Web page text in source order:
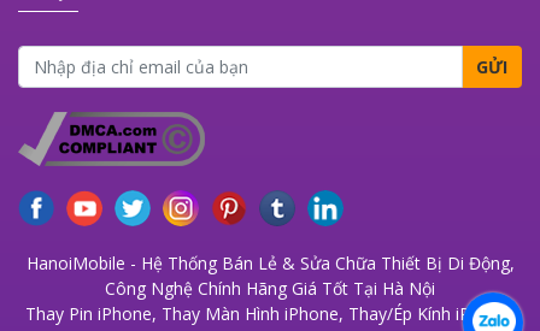
GỬI
HanoiMobile - Hệ Thống Bán Lẻ & Sửa Chữa Thiết Bị Di Động,
Công Nghệ Chính Hãng Giá Tốt Tại Hà Nội
Thay Pin iPhone, Thay Màn Hình iPhone, Thay/Ép Kính iPhone,